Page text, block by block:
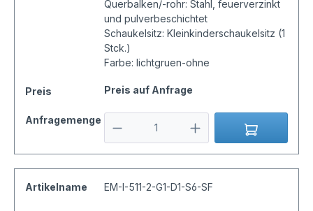
Querbalken/-rohr: Stahl, feuerverzinkt
und pulverbeschichtet
Schaukelsitz: Kleinkinderschaukelsitz (1
Stck.)
Farbe: lichtgruen-ohne
Preis Preis auf Anfrage
Anfragemenge
Artikelname EM-I-511-2-G1-D1-S6-SF